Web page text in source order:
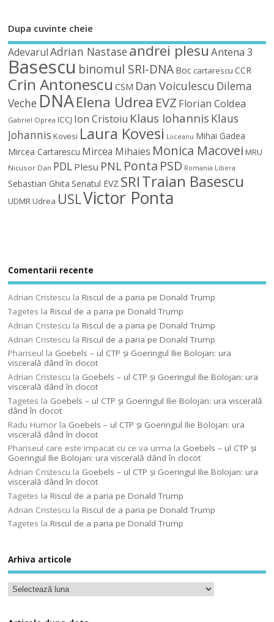
Dupa cuvinte cheie
Adevarul Adrian Nastase andrei plesu Antena 3
Basescu binomul SRI-DNA Boc cartarescu CCR
Crin Antonescu CSM Dan Voiculescu Dilema
Veche DNAElena Udrea EVZ Florian Coldea
Gabriel Oprea ICCJ Ion Cristoiu Klaus Iohannis Klaus
Johannis Kovesi Laura Kovesi Liiceanu Mihai Gadea
Mircea Cartarescu Mircea Mihaies Monica Macovei MRU
Nicusor Dan PDL Plesu PNL Ponta PSD Romania Libera
Sebastian Ghita Senatul EVZ SRITraian Basescu
UDMRUdrea USLVictor Ponta
Comentarii recente
Adrian Cristescu laRiscul de a paria pe Donald Trump
Tagetes laRiscul de a paria pe Donald Trump
Adrian Cristescu laRiscul de a paria pe Donald Trump
Adrian Cristescu laRiscul de a paria pe Donald Trump
Phariseul la Goebels – ul CTP şi Goeringul Ilie Bolojan: ura
viscerală dând în clocot
Adrian Cristescu la Goebels – ul CTP şi Goeringul Ilie Bolojan: ura
viscerală dând în clocot
Tagetes la Goebels – ul CTP şi Goeringul Ilie Bolojan: ura viscerală
dând în clocot
Radu Humor la Goebels – ul CTP şi Goeringul Ilie Bolojan: ura
viscerală dând în clocot
Phariseul care este impacat cu ce va urma la Goebels – ul CTP şi
Goeringul Ilie Bolojan: ura viscerală dând în clocot
Adrian Cristescu la Goebels – ul CTP şi Goeringul Ilie Bolojan: ura
viscerală dând în clocot
Tagetes laRiscul de a paria pe Donald Trump
Adrian Cristescu laRiscul de a paria pe Donald Trump
Tagetes laRiscul de a paria pe Donald Trump
Arhiva articole